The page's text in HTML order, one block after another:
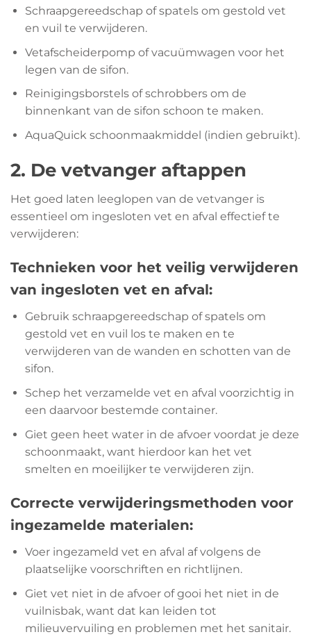
Schraapgereedschap of spatels om gestold vet
en vuil te verwijderen.
Vetafscheiderpomp of vacuümwagen voor het
legen van de sifon.
Reinigingsborstels of schrobbers om de
binnenkant van de sifon schoon te maken.
AquaQuick schoonmaakmiddel (indien gebruikt).
2. De vetvanger aftappen
Het goed laten leeglopen van de vetvanger is
essentieel om ingesloten vet en afval effectief te
verwijderen:
Technieken voor het veilig verwijderen
van ingesloten vet en afval:
Gebruik schraapgereedschap of spatels om
gestold vet en vuil los te maken en te
verwijderen van de wanden en schotten van de
sifon.
Schep het verzamelde vet en afval voorzichtig in
een daarvoor bestemde container.
Giet geen heet water in de afvoer voordat je deze
schoonmaakt, want hierdoor kan het vet
smelten en moeilijker te verwijderen zijn.
Correcte verwijderingsmethoden voor
ingezamelde materialen:
Voer ingezameld vet en afval af volgens de
plaatselijke voorschriften en richtlijnen.
Giet vet niet in de afvoer of gooi het niet in de
vuilnisbak, want dat kan leiden tot
milieuvervuiling en problemen met het sanitair.